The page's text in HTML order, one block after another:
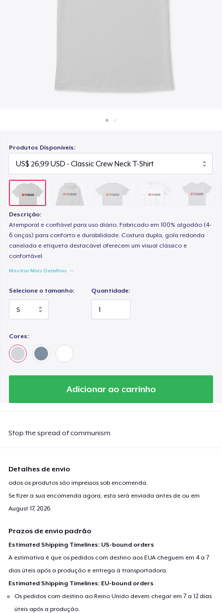
Produtos Disponíveis:
Descrição:
Atemporal e confiável para uso diário. Fabricado em 100% algodão (4-
6 onças) para conforto e durabilidade. Costura dupla, gola redonda
canelada e etiqueta destacável oferecem um visual clássico e
confortável.
Mostrar Mais Detalhes
Selecione o tamanho: Quantidade:
Cores:
Adicionar ao carrinho
Stop the spread of communism
Detalhes de envio
odos os produtos são impressos sob encomenda.
Se fizer a sua encomenda agora, esta será enviada antes de ou em
August 17, 2026.
Prazos de envio padrão
Estimated Shipping Timelines: US-bound orders
A estimativa é que os pedidos com destino aos EUA cheguem em 4 a 7
dias úteis após a produção e entrega à transportadora.
Estimated Shipping Timelines: EU-bound orders
Os pedidos com destino ao Reino Unido devem chegar em 7 a 12 dias
úteis após a produção.